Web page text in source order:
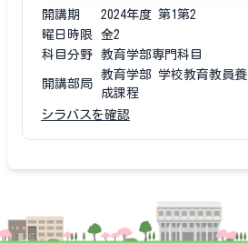
開講期 2024年度 第1第2
曜日時限
金2
科目分野
教育学部専門科目
開講部局
教育学部 学校教育教員養
成課程
シラバスを確認